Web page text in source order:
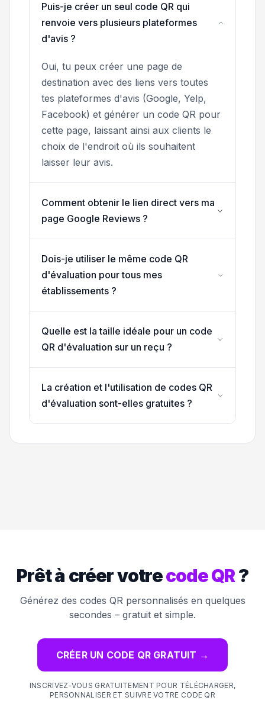
Puis-je créer un seul code QR qui
renvoie vers plusieurs plateformes
d'avis ?
Oui, tu peux créer une page de
destination avec des liens vers toutes
tes plateformes d'avis (Google, Yelp,
Facebook) et générer un code QR pour
cette page, laissant ainsi aux clients le
choix de l'endroit où ils souhaitent
laisser leur avis.
Comment obtenir le lien direct vers ma
page Google Reviews ?
Dois-je utiliser le même code QR
d'évaluation pour tous mes
établissements ?
Quelle est la taille idéale pour un code
QR d'évaluation sur un reçu ?
La création et l'utilisation de codes QR
d'évaluation sont-elles gratuites ?
Prêt à créer votrecode QR?
Générez des codes QR personnalisés en quelques
secondes – gratuit et simple.
CRÉER UN CODE QR GRATUIT →
INSCRIVEZ-VOUS GRATUITEMENT POUR TÉLÉCHARGER,
PERSONNALISER ET SUIVRE VOTRE CODE QR